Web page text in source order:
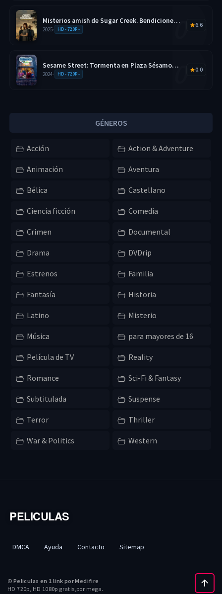
Misterios amish de Sugar Creek. Bendiciones
disfrazadas 2025 HD 720p Latino
2025• HD - 720P -
6.6
Sesame Street: Tormenta en Plaza Sésamo
2026 HD 720p Latino
2024• HD - 720P -
0.0
GÉNEROS
Acción Action & Adventure
Animación Aventura
Bélica Castellano
Ciencia ficción Comedia
Crimen Documental
Drama DVDrip
Estrenos Familia
Fantasía Historia
Latino Misterio
Música para mayores de 16
Película de TV Reality
Romance Sci-Fi & Fantasy
Subtitulada Suspense
Terror Thriller
War & Politics Western
PELICULAS
© Peliculas en 1 link por Medifire
HD 720p, HD 1080p gratis,por mega.
DMCA Ayuda Contacto Sitemap